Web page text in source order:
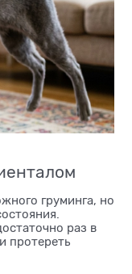
груминга, но
раз в
протереть